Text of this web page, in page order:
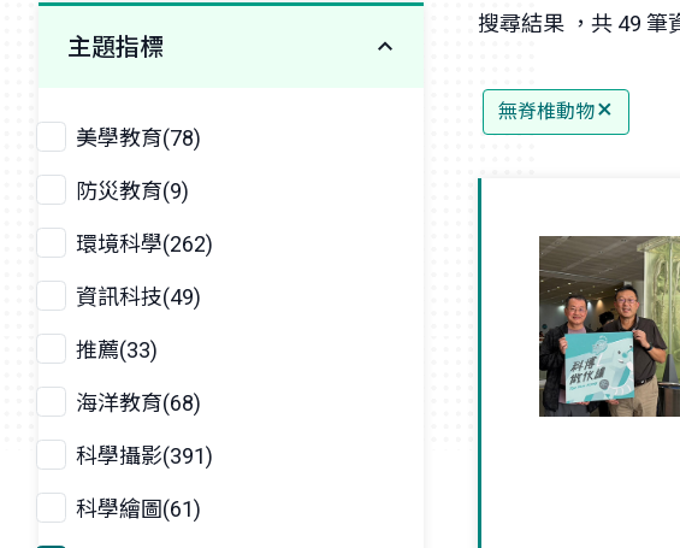
主題指標
美學教育(78)
防災教育(9)
環境科學(262)
資訊科技(49)
推薦(33)
海洋教育(68)
科學攝影(391)
科學繪圖(61)
搜尋結果 ，共 49 筆
無脊椎動物